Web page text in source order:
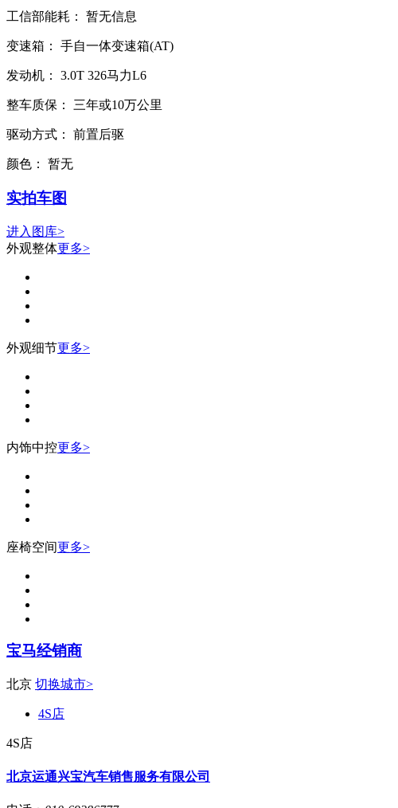
工信部能耗： 暂无信息
变速箱： 手自一体变速箱(AT)
发动机： 3.0T 326马力L6
整车质保： 三年或10万公里
驱动方式： 前置后驱
颜色： 暂无
实拍车图
进入图库>
外观整体更多>
外观细节更多>
内饰中控更多>
座椅空间更多>
宝马经销商
北京 切换城市>
4S店
4S店
北京运通兴宝汽车销售服务有限公司